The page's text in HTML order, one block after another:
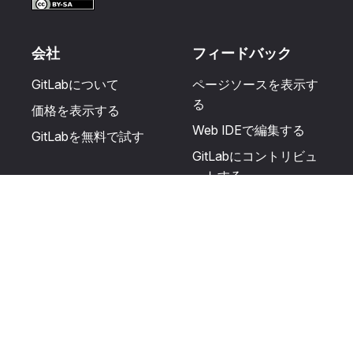
会社
GitLabについて
価格を表示する
GitLabを無料で試す
フィードバック
ページソースを表示す
る
Web IDEで編集する
GitLabにコントリビュ
ートする